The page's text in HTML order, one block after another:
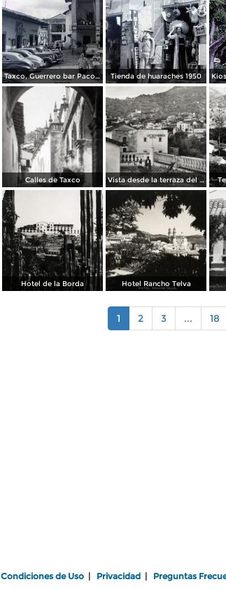
Taxco, Guerrero bar Paco 1950 Tienda de huaraches 1950
Calles de Taxco Vista desde la terraza del Hotel Taxqueño
Hotel de la Borda Hotel Rancho Telva
1 2 3 ... 18
Condiciones de Uso Privacidad Preguntas